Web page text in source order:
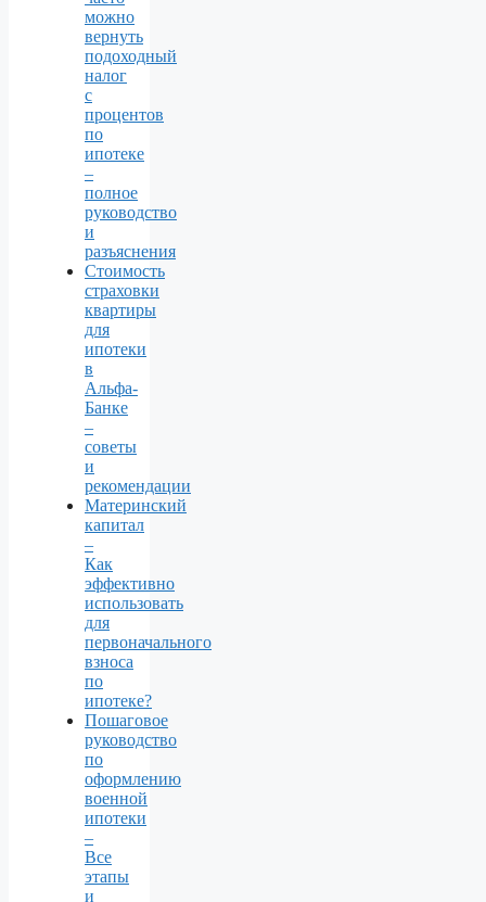
можно
вернуть
подоходный
налог
с
процентов
по
ипотеке
–
полное
руководство
и
разъяснения
Стоимость
страховки
квартиры
для
ипотеки
в
Альфа-
Банке
–
советы
и
рекомендации
Материнский
капитал
–
Как
эффективно
использовать
для
первоначального
взноса
по
ипотеке?
Пошаговое
руководство
по
оформлению
военной
ипотеки
–
Все
этапы
и